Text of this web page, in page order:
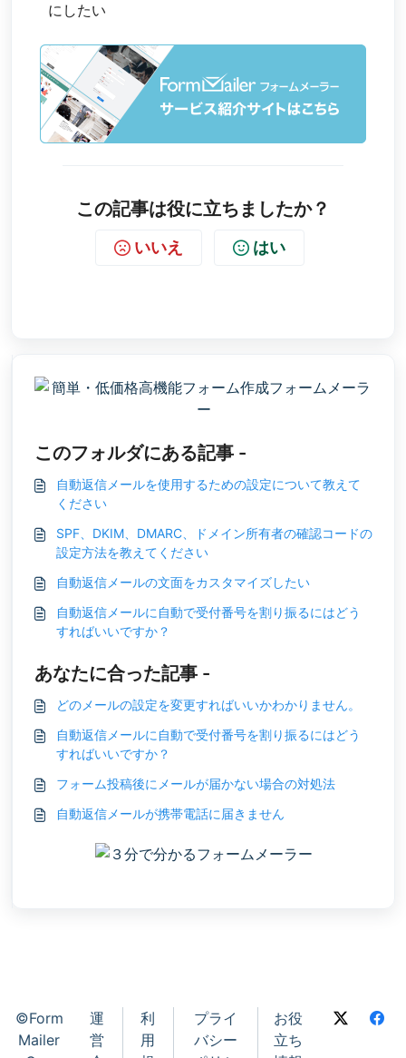
にしたい
この記事は役に立ちましたか？
いいえ はい
このフォルダにある記事 -
自動返信メールを使用するための設定について教えて
ください
SPF、DKIM、DMARC、ドメイン所有者の確認コードの
設定方法を教えてください
自動返信メールの文面をカスタマイズしたい
自動返信メールに自動で受付番号を割り振るにはどう
すればいいですか？
あなたに合った記事 -
どのメールの設定を変更すればいいかわかりません。
自動返信メールに自動で受付番号を割り振るにはどう
すればいいですか？
フォーム投稿後にメールが届かない場合の対処法
自動返信メールが携帯電話に届きません
©Form
Mailer
運
営
利
用
プライ
バシー
お役
立ち